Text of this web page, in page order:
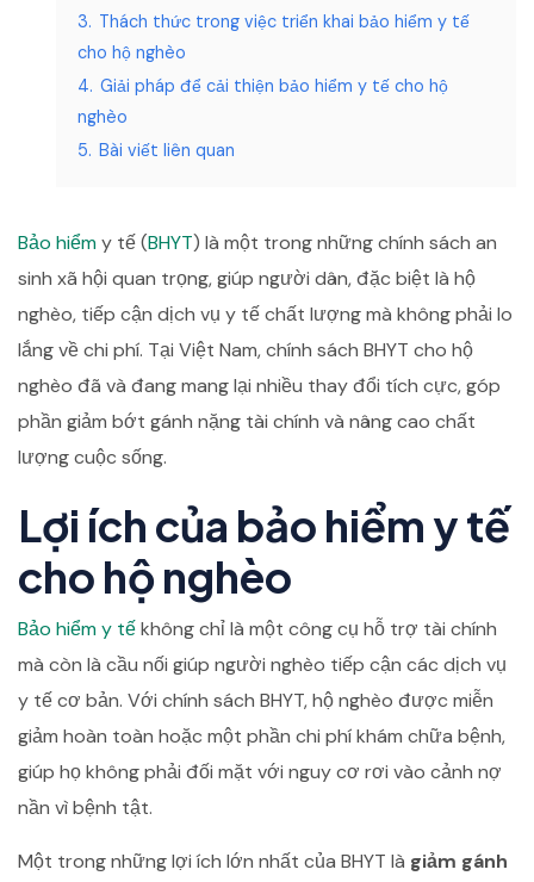
3. Thách thức trong việc triển khai bảo hiểm y tế
cho hộ nghèo
4. Giải pháp để cải thiện bảo hiểm y tế cho hộ
nghèo
5. Bài viết liên quan
Bảo hiểmy tế (BHYT) là một trong những chính sách an
sinh xã hội quan trọng, giúp người dân, đặc biệt là hộ
nghèo, tiếp cận dịch vụ y tế chất lượng mà không phải lo
lắng về chi phí. Tại Việt Nam, chính sách BHYT cho hộ
nghèo đã và đang mang lại nhiều thay đổi tích cực, góp
phần giảm bớt gánh nặng tài chính và nâng cao chất
lượng cuộc sống.
Lợi ích của bảo hiểm y tế
cho hộ nghèo
Bảo hiểm y tếkhông chỉ là một công cụ hỗ trợ tài chính
mà còn là cầu nối giúp người nghèo tiếp cận các dịch vụ
y tế cơ bản. Với chính sách BHYT, hộ nghèo được miễn
giảm hoàn toàn hoặc một phần chi phí khám chữa bệnh,
giúp họ không phải đối mặt với nguy cơ rơi vào cảnh nợ
nần vì bệnh tật.
Một trong những lợi ích lớn nhất của BHYT là giảm gánh